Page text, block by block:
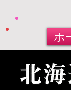
ホ
北海道パフ
大道芸人・マジシャン・バ